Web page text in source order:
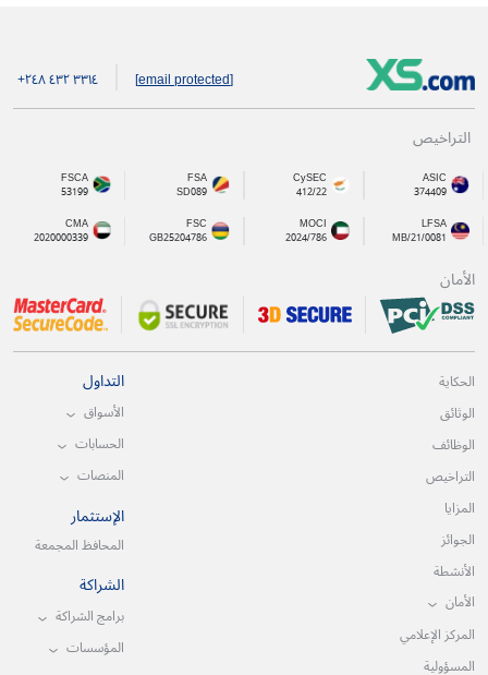
[email protected] +۲٤۸ ٤۳۲ ۳۳۱٤
التراخيص
ASIC
374409
CySEC
412/22
FSA
SD089
FSCA
53199
LFSA
MB/21/0081
MOCI
2024/786
FSC
GB25204786
CMA
2020000339
الأمان
الحكاية
الوثائق
الوظائف
التراخيص
المزايا
الجوائز
الأنشطة
الأمان
المركز الإعلامي
المسؤولية
التداول
الأسواق
الحسابات
المنصات
الإستثمار
المحافظ المجمعة
الشراكة
برامج الشراكة
المؤسسات